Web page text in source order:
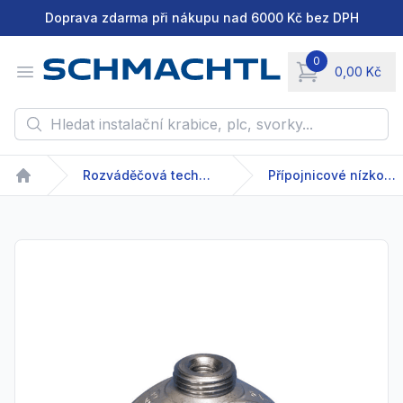
Doprava zdarma při nákupu nad 6000 Kč bez DPH
Open menu
0
0,00 Kč
items in cart,
Hledat instalační krabice, plc, svorky...
Home
Rozváděčová technika Přípojnicové nízkonapětové systémy